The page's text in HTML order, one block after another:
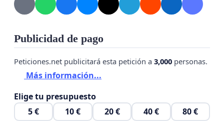
Publicidad de pago
Peticiones.net publicitará esta petición a 3,000 personas.
Más información...
Elige tu presupuesto
5 €
10 € 20 € 40 € 80 €